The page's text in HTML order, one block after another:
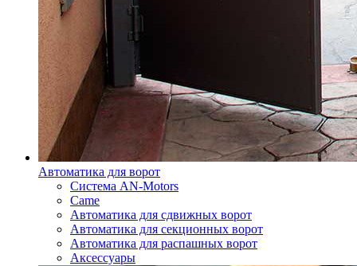
Автоматика для ворот
Система AN-Motors
Came
Автоматика для сдвижных ворот
Автоматика для секционных ворот
Автоматика для распашных ворот
Аксессуары